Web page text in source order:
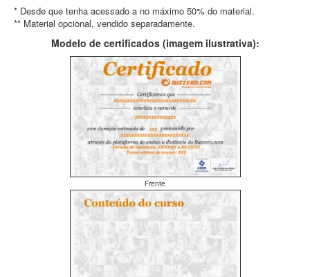
* Desde que tenha acessado a no máximo 50% do material.
** Material opcional, vendido separadamente.
Modelo de certificados (imagem ilustrativa):
Frente